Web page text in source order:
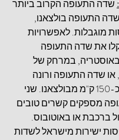
שדה התעופה הקרוב ביותר
התעופה בולצאנו,
מוגבלות. לאפשרויות
את שדה התעופה
במרחק של
ק"מ, או שדה התעופה ורונה
וילפרנקה, כ-150 ק"מ מבולצאנו. שני
מספקים קשרים טובים
ברכבת או באוטובוס.
ישירות מישראל לשדות